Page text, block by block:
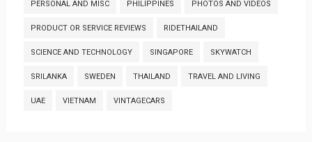
PERSONAL AND MISC PHILIPPINES PHOTOS AND VIDEOS
PRODUCT OR SERVICE REVIEWS RIDETHAILAND
SCIENCE AND TECHNOLOGY SINGAPORE SKYWATCH
SRILANKA SWEDEN THAILAND TRAVEL AND LIVING
UAE VIETNAM VINTAGECARS